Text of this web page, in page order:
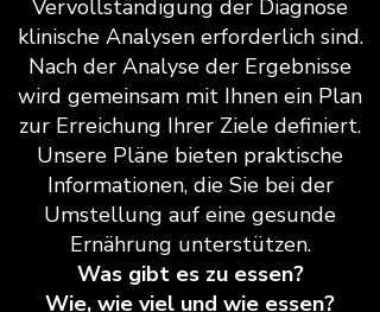
Vervollständigung der Diagnose
klinische Analysen erforderlich sind.
Nach der Analyse der Ergebnisse
wird gemeinsam mit Ihnen ein Plan
zur Erreichung Ihrer Ziele definiert.
Unsere Pläne bieten praktische
Informationen, die Sie bei der
Umstellung auf eine gesunde
Ernährung unterstützen.
Was gibt es zu essen?
Wie, wie viel und wie essen?